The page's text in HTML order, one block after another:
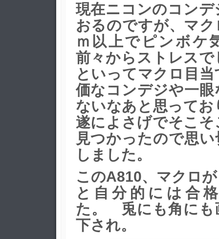
現在ニコンのコンデ
おるのですが、マ
ｍ以上でピンボケ
前々からストレス
といってマクロ目
価なコンデジや一眼
ないなあと思って
遂によさげでそこ
見つかったので思
しました。
このA810、マクロ
と自分的には合
た。 兎にも角にも
下され。